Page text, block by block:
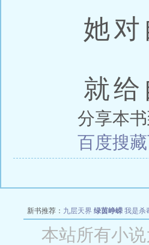
她对
就给
分享本书
百度搜藏
新书推荐： 九层天界 绿茵峥嵘 我是杀
战争天堂 混元道纪 教练万岁 都
本站所有小